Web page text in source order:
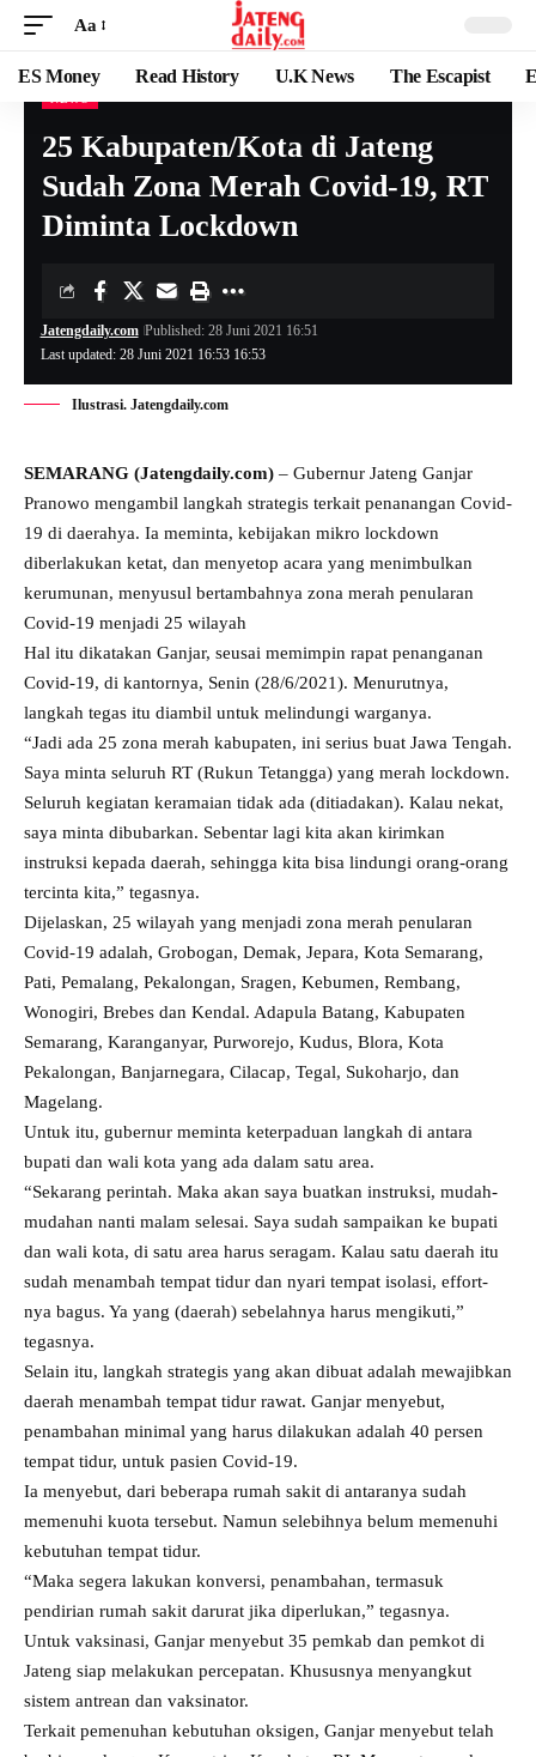
Aa
ES Money Read History U.K News The Escapist
25 Kabupaten/Kota di Jateng
Sudah Zona Merah Covid-19, RT
Diminta Lockdown
Last updated: 28 Juni 2021 16:53 16:53
Jatengdaily.com Published: 28 Juni 2021 16:51
Ilustrasi. Jatengdaily.com
SEMARANG (Jatengdaily.com) – Gubernur Jateng Ganjar
Pranowo mengambil langkah strategis terkait penanangan Covid-
19 di daerahya. Ia meminta, kebijakan mikro lockdown
diberlakukan ketat, dan menyetop acara yang menimbulkan
kerumunan, menyusul bertambahnya zona merah penularan
Covid-19 menjadi 25 wilayah
Hal itu dikatakan Ganjar, seusai memimpin rapat penanganan
Covid-19, di kantornya, Senin (28/6/2021). Menurutnya,
langkah tegas itu diambil untuk melindungi warganya.
“Jadi ada 25 zona merah kabupaten, ini serius buat Jawa Tengah.
Saya minta seluruh RT (Rukun Tetangga) yang merah lockdown.
Seluruh kegiatan keramaian tidak ada (ditiadakan). Kalau nekat,
saya minta dibubarkan. Sebentar lagi kita akan kirimkan
instruksi kepada daerah, sehingga kita bisa lindungi orang-orang
tercinta kita,” tegasnya.
Dijelaskan, 25 wilayah yang menjadi zona merah penularan
Covid-19 adalah, Grobogan, Demak, Jepara, Kota Semarang,
Pati, Pemalang, Pekalongan, Sragen, Kebumen, Rembang,
Wonogiri, Brebes dan Kendal. Adapula Batang, Kabupaten
Semarang, Karanganyar, Purworejo, Kudus, Blora, Kota
Pekalongan, Banjarnegara, Cilacap, Tegal, Sukoharjo, dan
Magelang.
Untuk itu, gubernur meminta keterpaduan langkah di antara
bupati dan wali kota yang ada dalam satu area.
“Sekarang perintah. Maka akan saya buatkan instruksi, mudah-
mudahan nanti malam selesai. Saya sudah sampaikan ke bupati
dan wali kota, di satu area harus seragam. Kalau satu daerah itu
sudah menambah tempat tidur dan nyari tempat isolasi, effort-
nya bagus. Ya yang (daerah) sebelahnya harus mengikuti,”
tegasnya.
Selain itu, langkah strategis yang akan dibuat adalah mewajibkan
daerah menambah tempat tidur rawat. Ganjar menyebut,
penambahan minimal yang harus dilakukan adalah 40 persen
tempat tidur, untuk pasien Covid-19.
Ia menyebut, dari beberapa rumah sakit di antaranya sudah
memenuhi kuota tersebut. Namun selebihnya belum memenuhi
kebutuhan tempat tidur.
“Maka segera lakukan konversi, penambahan, termasuk
pendirian rumah sakit darurat jika diperlukan,” tegasnya.
Untuk vaksinasi, Ganjar menyebut 35 pemkab dan pemkot di
Jateng siap melakukan percepatan. Khususnya menyangkut
sistem antrean dan vaksinator.
Terkait pemenuhan kebutuhan oksigen, Ganjar menyebut telah